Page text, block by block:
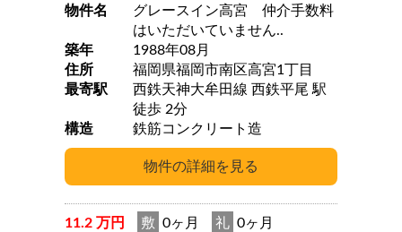
物件名
グレースイン高宮 仲介手数料
はいただいていません..
築年
1988年08月
住所
福岡県福岡市南区高宮1丁目
最寄駅
西鉄天神大牟田線 西鉄平尾 駅
徒歩 2分
構造
鉄筋コンクリート造
11.2 万円 敷 0ヶ月 礼 0ヶ月